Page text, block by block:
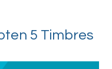
5 Timbres